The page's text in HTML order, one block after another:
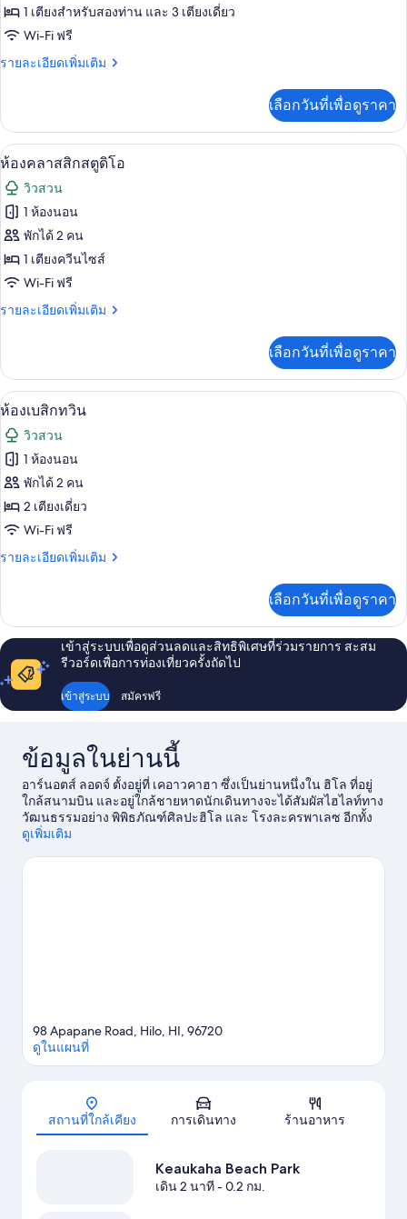
ท,
นอน
ของ
ห้อง
แฟ
ลี่
สวีท
1 เตียงสำหรับสองท่าน และ 3 เตียงเดี่ยว
Wi-Fi ฟรี
รายละเอียดเพิ่มเติม
ราย
เกี่ยว
กับ
ห้อง
แฟ
มิ
ลี่
สวี
ท
เลือกวันที่เพื่อดูราคา
เปิด
ภาพถ่าย
ทั้งหมด
ของ
ห้อง
คลาส
สิ
สตู
ดิโอ
ห้องคลาสสิกสตูดิโอ | Wi-Fi ฟรี, ผ้าปูที่
8
ห้องคลาสสิกสตูดิโอ
วิวสวน
1 ห้องนอน
พักได้ 2 คน
1 เตียงควีนไซส์
Wi-Fi ฟรี
รายละเอียดเพิ่มเติม
ราย
เกี่ยว
กับ
ห้อง
คลาส
สิ
ก
สตู
ดิ
โอ
เลือกวันที่เพื่อดูราคา
เปิด
ภาพถ่าย
ทั้งหมด
ของ
ห้อง
เบสิ
ก
4
ห้องเบสิกทวิน
วิวสวน
1 ห้องนอน
พักได้ 2 คน
2 เตียงเดี่ยว
Wi-Fi ฟรี
รายละเอียดเพิ่มเติม
ราย
เกี่ยว
กับ
ห้อง
เบสิ
ก
ทวิ
เลือกวันที่เพื่อดูราคา
เข้าสู่ระบบเพื่อดูส่วนลดและสิทธิพิเศษที่ร่วมรายการ สะสม
รีวอร์ดเพื่อการท่องเที่ยวครั้งถัดไป
เข้าสู่ระบบ สมัครฟรี
ข้อมูลในย่านนี้
อาร์นอตส์ ลอดจ์ ตั้งอยู่ที่ เคอาวคาฮา ซึ่งเป็นย่านหนึ่งใน ฮิโล ที่อยู่
ใกล้สนามบิน และอยู่ใกล้ชายหาดนักเดินทางจะได้สัมผัสไฮไลท์ทาง
วัฒนธรรมอย่าง พิพิธภัณฑ์ศิลปะฮิโล และ โรงละครพาเลซ อีกทั้ง
สนุกสนานกับการช้อปที่ ศูนย์การค้า Hilo และ ตลาดเกษตรกร Hilo
Wailoa Center นี่คือโอกาสให้คุณสนุกเร้าใจไปกับกิจกรรมเอาท์ดอร์
ดูเพิ่มเติม
แผนที่
98 Apapane Road, Hilo, HI, 96720
ดูในแผนที่
สถานที่ใกล้เคียง การเดินทาง ร้านอาหาร
Keaukaha Beach Park
เดิน 2 นาที- 0.2 กม.